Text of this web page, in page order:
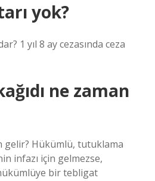
yok?
1 yıl 8 ay cezasında ceza
ne zaman
gelir? Hükümlü, tutuklama
infazı için gelmezse,
bir tebligat